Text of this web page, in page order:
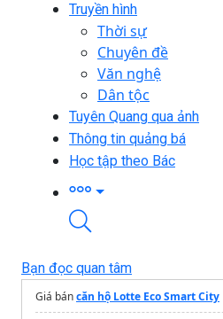
Truyền hình
Thời sự
Chuyên đề
Văn nghệ
Dân tộc
Tuyên Quang qua ảnh
Thông tin quảng bá
Học tập theo Bác
Bạn đọc quan tâm
Giá báncăn hộ Lotte Eco Smart City